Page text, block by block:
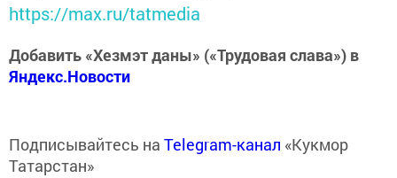
https://max.ru/tatmedia
Добавить «Хезмэт даны» («Трудовая слава») в
Яндекс.Новости
Подписывайтесь на Telegram-канал «Кукмор
Татарстан»